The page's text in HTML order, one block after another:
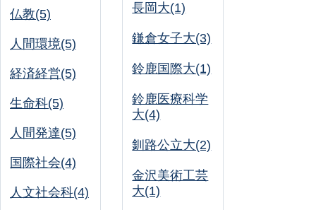
仏教(5)
人間環境(5)
経済経営(5)
生命科(5)
人間発達(5)
国際社会(4)
人文社会科(4)
長岡大(1)
鎌倉女子大(3)
鈴鹿国際大(1)
鈴鹿医療科学
大(4)
釧路公立大(2)
金沢美術工芸
大(1)